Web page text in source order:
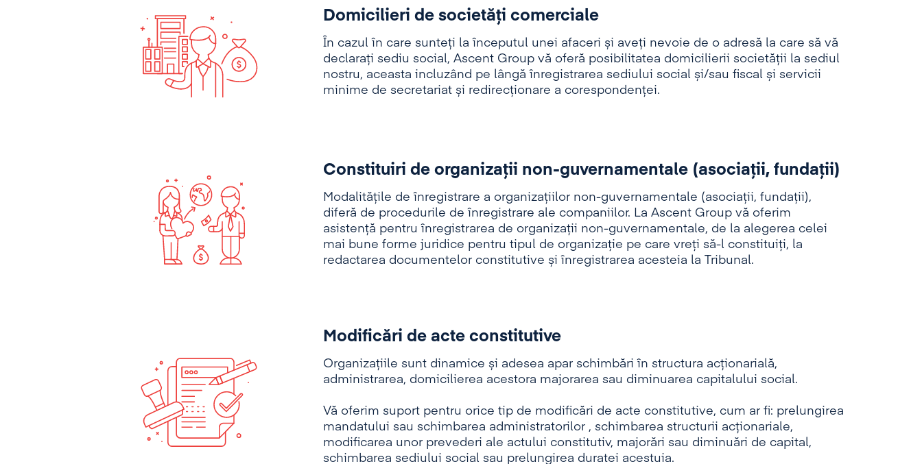
Domicilieri de societăţi comerciale
În cazul în care sunteți la începutul unei afaceri și aveți nevoie de o adresă la care să vă
declarați sediu social, Ascent Group vă oferă posibilitatea domicilierii societății la sediul
nostru, aceasta incluzând pe lângă înregistrarea sediului social și/sau fiscal și servicii
minime de secretariat și redirecționare a corespondenței.
Constituiri de organizaţii non-guvernamentale (asociaţii, fundaţii)
Modalitățile de înregistrare a organizațiilor non-guvernamentale (asociații, fundații),
diferă de procedurile de înregistrare ale companiilor. La Ascent Group vă oferim
asistență pentru înregistrarea de organizații non-guvernamentale, de la alegerea celei
mai bune forme juridice pentru tipul de organizație pe care vreți să-l constituiți, la
redactarea documentelor constitutive și înregistrarea acesteia la Tribunal.
Modificări de acte constitutive
Organizațiile sunt dinamice și adesea apar schimbări în structura acționarială,
administrarea, domicilierea acestora majorarea sau diminuarea capitalului social.
Vă oferim suport pentru orice tip de modificări de acte constitutive, cum ar fi: prelungirea
mandatului sau schimbarea administratorilor , schimbarea structurii acționariale,
modificarea unor prevederi ale actului constitutiv, majorări sau diminuări de capital,
schimbarea sediului social sau prelungirea duratei acestuia.